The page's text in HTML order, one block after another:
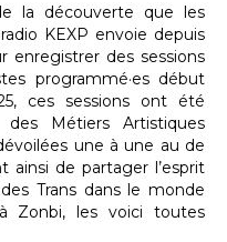
la découverte que les
KEXP envoie depuis
enregistrer des sessions
programmé·es début
ces sessions ont été
des Métiers Artistiques
une à une au de
ainsi de partager l’esprit
Trans dans le monde
Zonbi, les voici toutes